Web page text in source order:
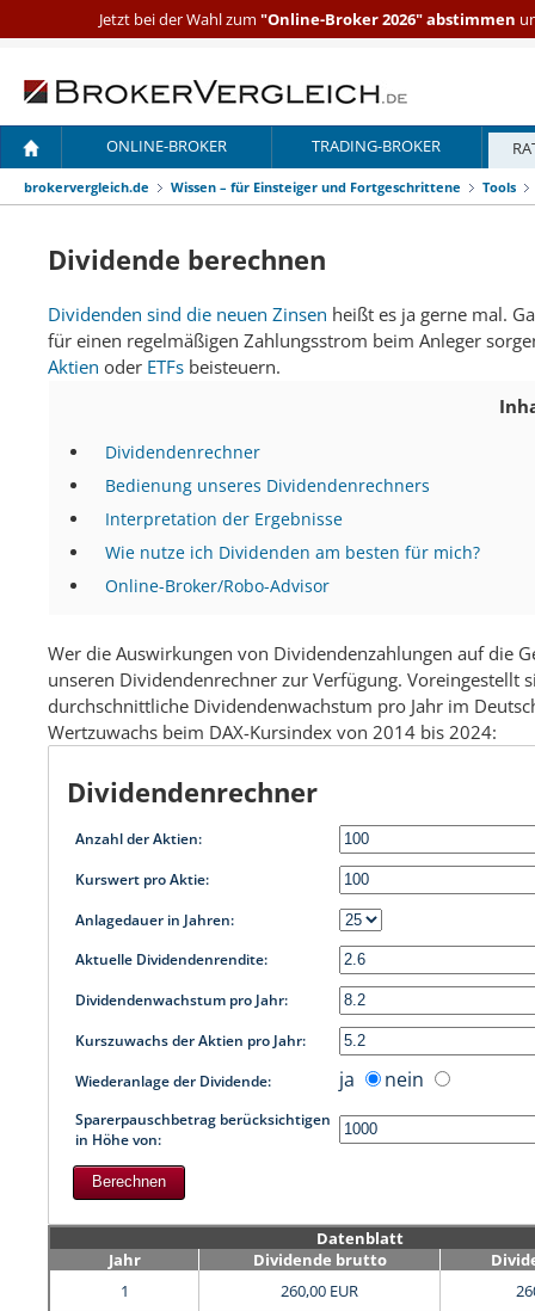
ONLINE-BROKER TRADING-BROKER
brokervergleich.de Wissen – für Einsteiger und Fortgeschrittene Tools
Dividende berechnen
Dividenden sind die neuen Zinsen heißt es ja gerne mal.
für einen regelmäßigen Zahlungsstrom beim Anleger
Aktien oder ETFs beisteuern.
Dividendenrechner
Bedienung unseres Dividendenrechners
Interpretation der Ergebnisse
Wie nutze ich Dividenden am besten für mich?
Online-Broker/Robo-Advisor
Wer die Auswirkungen von Dividendenzahlungen auf die
unseren Dividendenrechner zur Verfügung.
durchschnittliche Dividendenwachstum pro Jahr im
Wertzuwachs beim DAX-Kursindex von 2014 bis 2024:
Dividendenrechner
Anzahl der Aktien:
Kurswert pro Aktie:
Anlagedauer in Jahren:
Aktuelle Dividendenrendite:
Dividendenwachstum pro Jahr:
Kurszuwachs der Aktien pro Jahr:
Wiederanlage der Dividende:
ja nein
Sparerpauschbetrag berücksichtigen
in Höhe von:
Datenblatt
Jahr
Dividende brutto
1
260,00 EUR
Jetzt bei der Wahl zum "Online-Broker 2026" abstimmen